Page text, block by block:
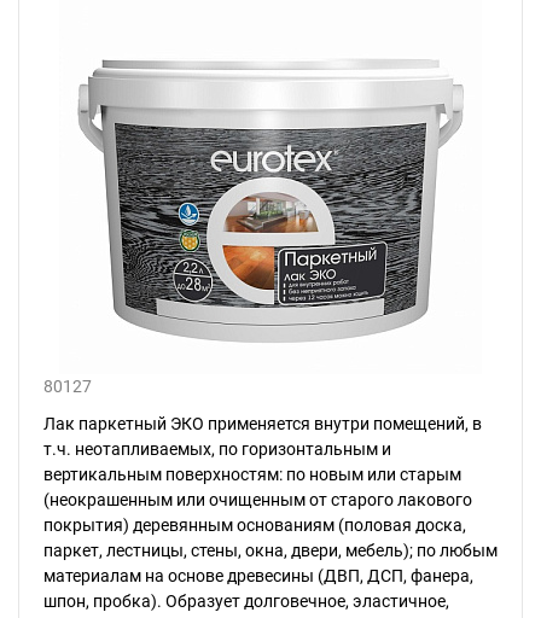
80127
Лак паркетный ЭКО применяется внутри помещений, в
т.ч. неотапливаемых, по горизонтальным и
вертикальным поверхностям: по новым или старым
(неокрашенным или очищенным от старого лакового
покрытия) деревянным основаниям (половая доска,
паркет, лестницы, стены, окна, двери, мебель); по любым
материалам на основе древесины (ДВП, ДСП, фанера,
шпон, пробка). Образует долговечное, эластичное,